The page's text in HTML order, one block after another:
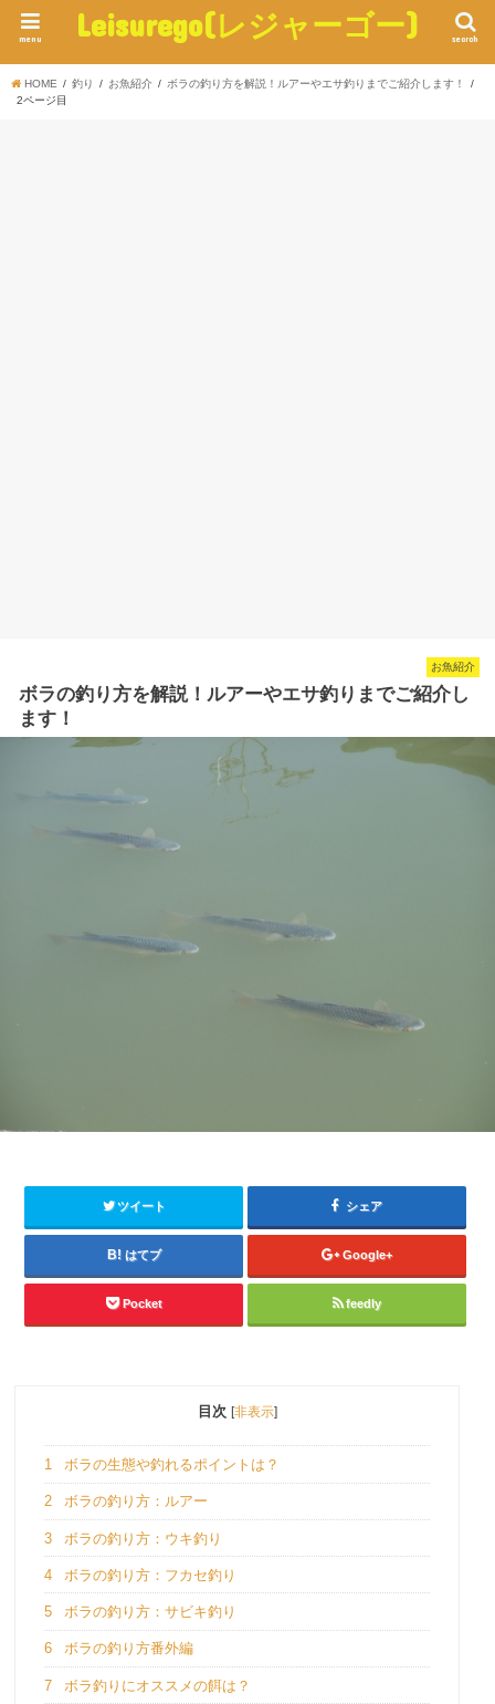
Leisurego(レジャーゴー) search
menu
HOME 釣り お魚紹介
ボラの釣り方を解説！ルアーやエサ釣りまでご紹介します！
2ページ目
お魚紹介
ボラの釣り方を解説！ルアーやエサ釣りまでご紹介し
ます！
ツイート シェア
はてブ Google+
Pocket feedly
目次 [非表示]
1 ボラの生態や釣れるポイントは？
2 ボラの釣り方：ルアー
3 ボラの釣り方：ウキ釣り
4 ボラの釣り方：フカセ釣り
5 ボラの釣り方：サビキ釣り
6 ボラの釣り方番外編
7 ボラ釣りにオススメの餌は？